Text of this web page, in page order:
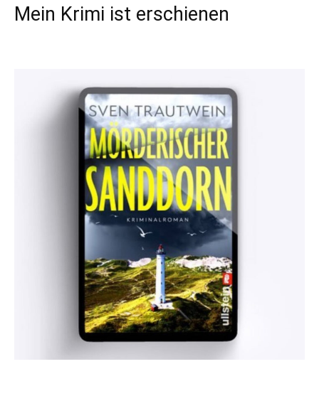
Mein Krimi ist erschienen